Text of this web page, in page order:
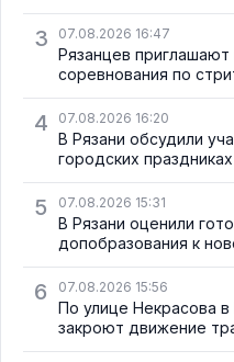
3 07.08.2026 16:47
Рязанцев приглашают
соревнования по
4 07.08.2026 16:20
В Рязани обсудили
городских праздниках
5 07.08.2026 15:31
В Рязани оценили
допобразования к
6 07.08.2026 15:56
По улице Некрасова
закроют движение